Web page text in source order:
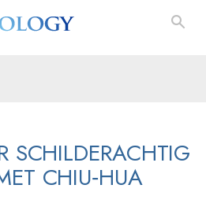
SCHILDERACHTIG
CHIU‑HUA